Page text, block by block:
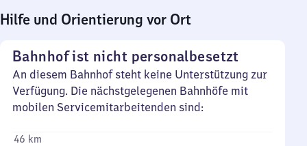
Hilfe und Orientierung vor Ort
Bahnhof ist nicht personalbesetzt
An diesem Bahnhof steht keine Unterstützung zur
Verfügung. Die nächstgelegenen Bahnhöfe mit
mobilen Servicemitarbeitenden sind:
46 km